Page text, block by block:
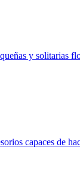
y solitarias
capaces de